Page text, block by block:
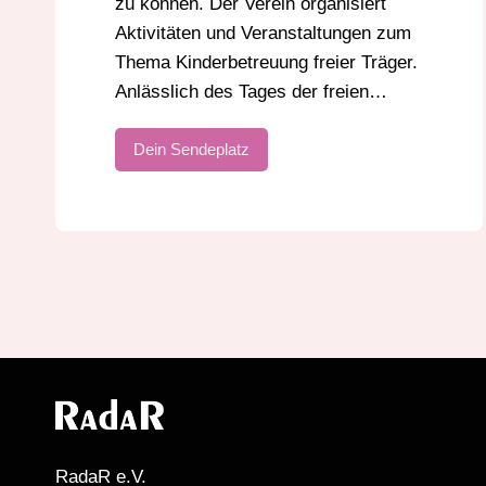
Aktivitäten und Veranstaltungen zum
Thema Kinderbetreuung freier Träger.
Anlässlich des Tages der freien…
Dein Sendeplatz
RadaR e.V.